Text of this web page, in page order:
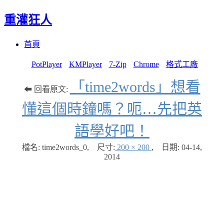
重灌狂人
首頁
PotPlayer KMPlayer 7-Zip Chrome 格式工廠
⬅ 回看原文:
「time2words」想看
懂這個時鐘嗎？呃…先把英
語學好吧！
檔名: time2words_0, 尺寸: 200 × 200 , 日期: 04-14,
2014